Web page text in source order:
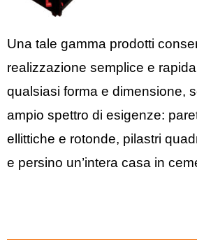
Una tale gamma prodotti
realizzazione semplice e
qualsiasi forma e dimensione,
ampio spettro di esigenze:
ellittiche e rotonde, pilastri
e persino un’intera casa in